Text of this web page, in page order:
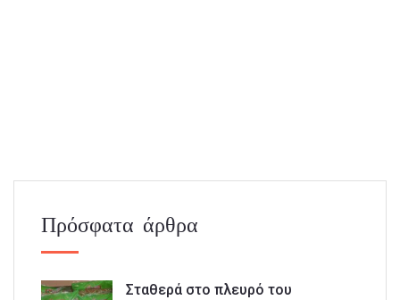
Πρόσφατα άρθρα
Σταθερά στο πλευρό του